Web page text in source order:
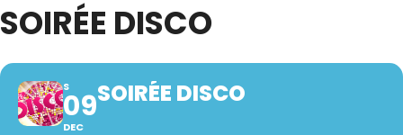
SOIRÉE DISCO
S
09
DEC
SOIRÉE DISCO